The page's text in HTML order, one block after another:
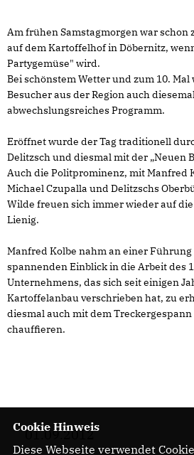
Am frühen Samstagmorgen war schon
auf dem Kartoffelhof in Döbernitz,
Partygemüse" wird.
Bei schönstem Wetter und zum 10. Mal
Besucher aus der Region auch
abwechslungsreiches Programm.
Eröffnet wurde der Tag traditionell
Delitzsch und diesmal mit der „Neuen
Auch die Politprominenz, mit Manfred
Michael Czupalla und Delitzschs
Wilde freuen sich immer wieder auf
Lienig.
Manfred Kolbe nahm an einer
spannenden Einblick in die Arbeit des
Unternehmens, das sich seit einigen
Kartoffelanbau verschrieben hat, zu
diesmal auch mit dem
chauffieren.
01.09.2012
Cookie Hinweis
Diese Webseite verwendet